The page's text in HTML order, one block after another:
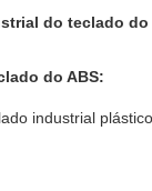
do teclado
do ABS:
industrial